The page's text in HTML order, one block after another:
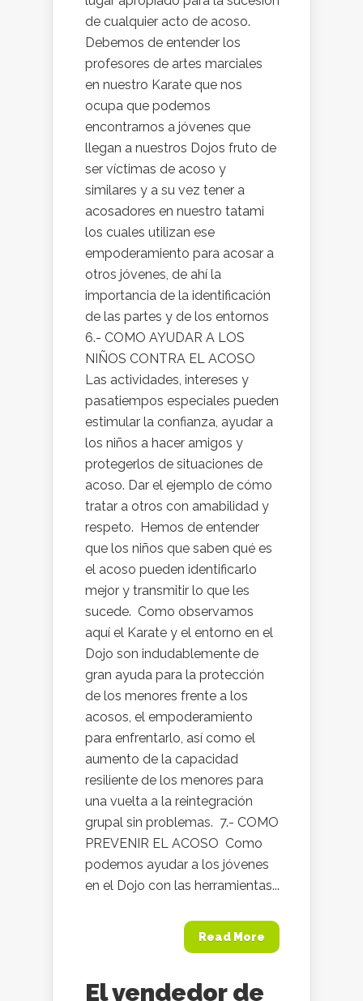
de cualquier acto de acoso.
Debemos de entender los
profesores de artes marciales
en nuestro Karate que nos
ocupa que podemos
encontrarnos a jóvenes que
llegan a nuestros Dojos fruto de
ser víctimas de acoso y
similares y a su vez tener a
acosadores en nuestro tatami
los cuales utilizan ese
empoderamiento para acosar a
otros jóvenes, de ahí la
importancia de la identificación
de las partes y de los entornos
6.- COMO AYUDAR A LOS
NIÑOS CONTRA EL ACOSO
Las actividades, intereses y
pasatiempos especiales pueden
estimular la confianza, ayudar a
los niños a hacer amigos y
protegerlos de situaciones de
acoso. Dar el ejemplo de cómo
tratar a otros con amabilidad y
respeto. Hemos de entender
que los niños que saben qué es
el acoso pueden identificarlo
mejor y transmitir lo que les
sucede. Como observamos
aquí el Karate y el entorno en el
Dojo son indudablemente de
gran ayuda para la protección
de los menores frente a los
acosos, el empoderamiento
para enfrentarlo, así como el
aumento de la capacidad
resiliente de los menores para
una vuelta a la reintegración
grupal sin problemas. 7.- COMO
PREVENIR EL ACOSO Como
podemos ayudar a los jóvenes
en el Dojo con las herramientas...
Read More
El vendedor de